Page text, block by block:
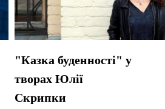
"Казка буденності" у
творах Юлії
Скрипки